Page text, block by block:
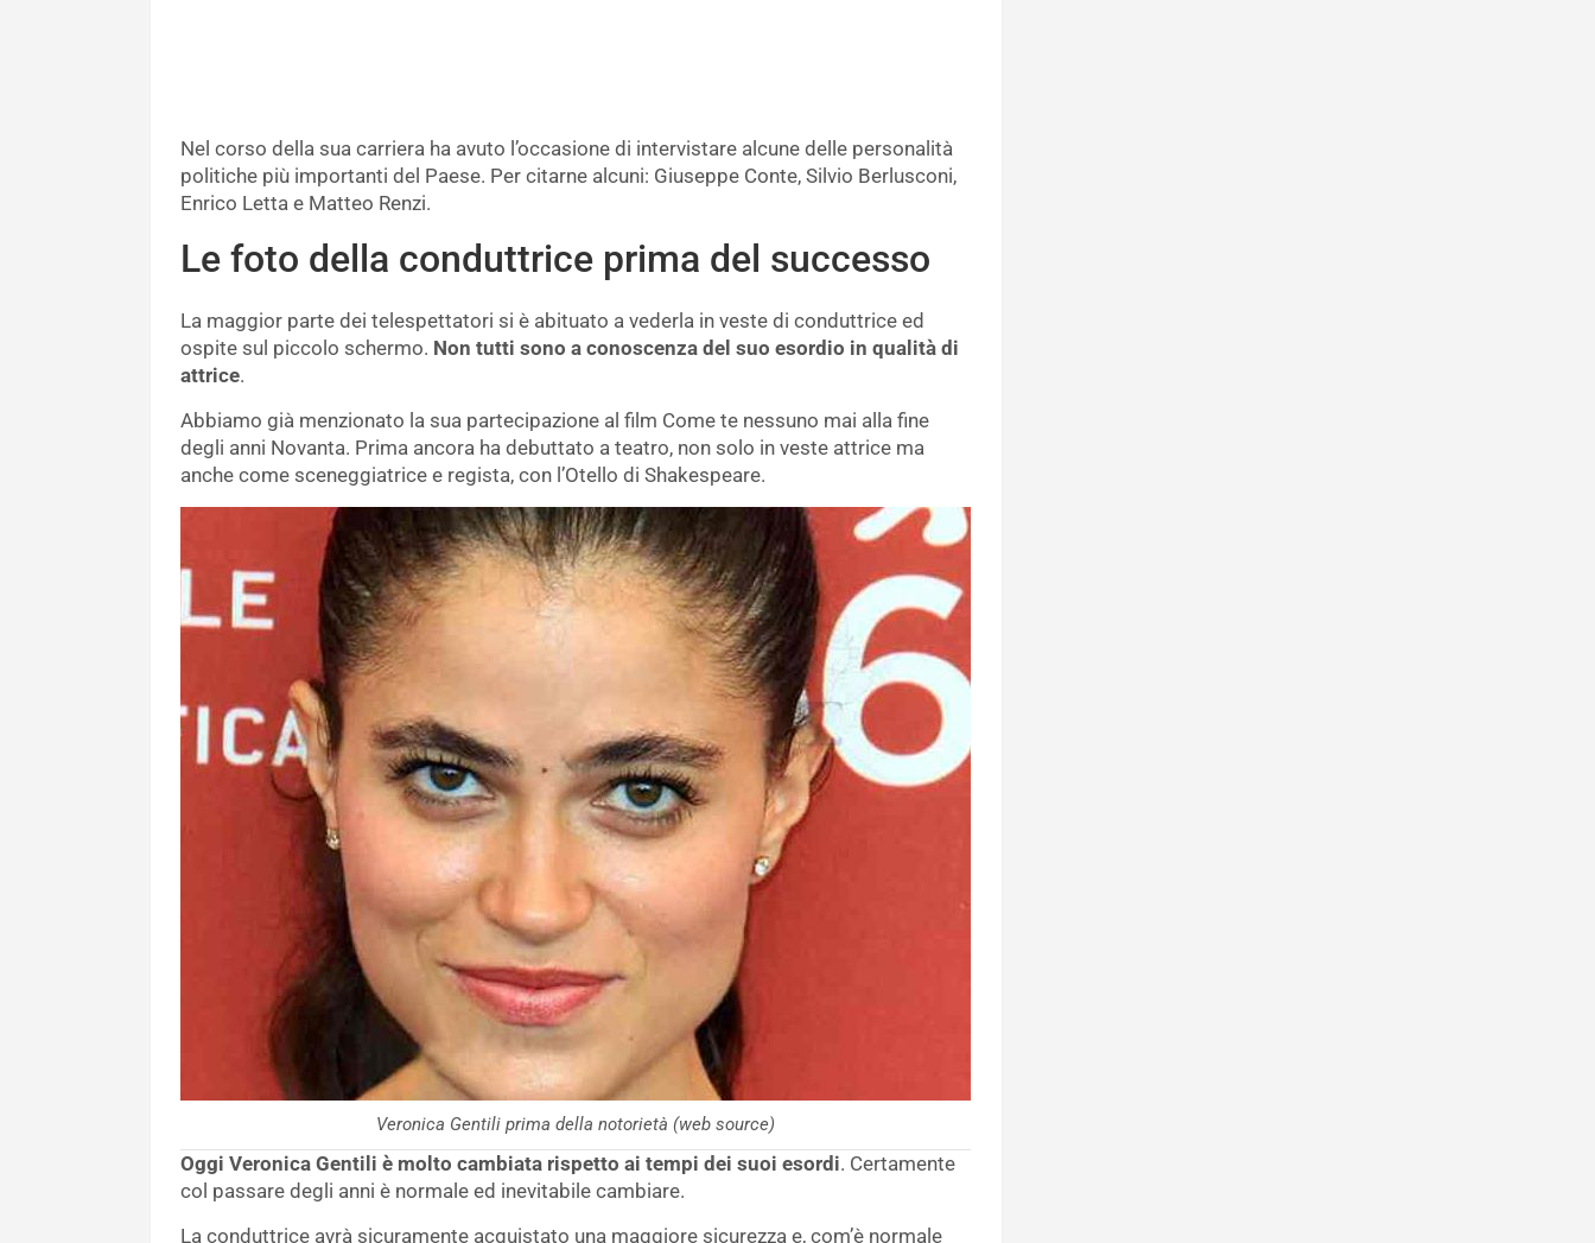
Nel corso della sua carriera ha avuto l’occasione di intervistare alcune delle personalità
politiche più importanti del Paese. Per citarne alcuni: Giuseppe Conte, Silvio Berlusconi,
Enrico Letta e Matteo Renzi.
Le foto della conduttrice prima del successo
La maggior parte dei telespettatori si è abituato a vederla in veste di conduttrice ed
ospite sul piccolo schermo. Non tutti sono a conoscenza del suo esordio in qualità di
attrice.
Abbiamo già menzionato la sua partecipazione al film Come te nessuno mai alla fine
degli anni Novanta. Prima ancora ha debuttato a teatro, non solo in veste attrice ma
anche come sceneggiatrice e regista, con l’Otello di Shakespeare.
Veronica Gentili prima della notorietà (web source)
Oggi Veronica Gentili è molto cambiata rispetto ai tempi dei suoi esordi. Certamente
col passare degli anni è normale ed inevitabile cambiare.
La conduttrice avrà sicuramente acquistato una maggiore sicurezza e, com’è normale